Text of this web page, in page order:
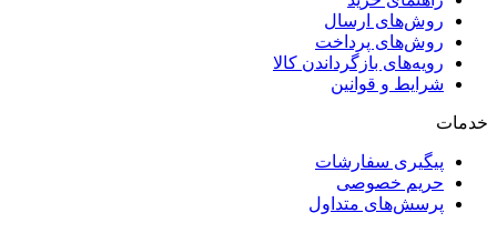
روش‌های ارسال
روش‌های پرداخت
رویه‌های بازگرداندن کالا
شرایط و قوانین
خدمات
پیگیری سفارشات
حریم خصوصی
پرسش‌های متداول